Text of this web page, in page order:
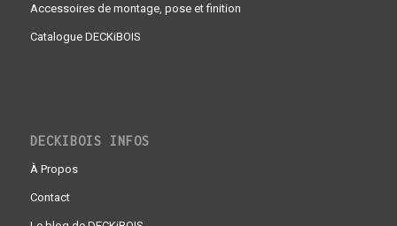
Accessoires de montage, pose et finition
Catalogue DECKiBOIS
DECKIBOIS INFOS
À Propos
Contact